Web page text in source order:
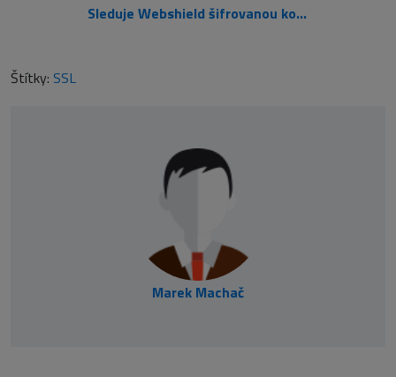
Sleduje Webshield šifrovanou komunikaci? Máme vyjádření Avastu!
Štítky: SSL
Marek Machač